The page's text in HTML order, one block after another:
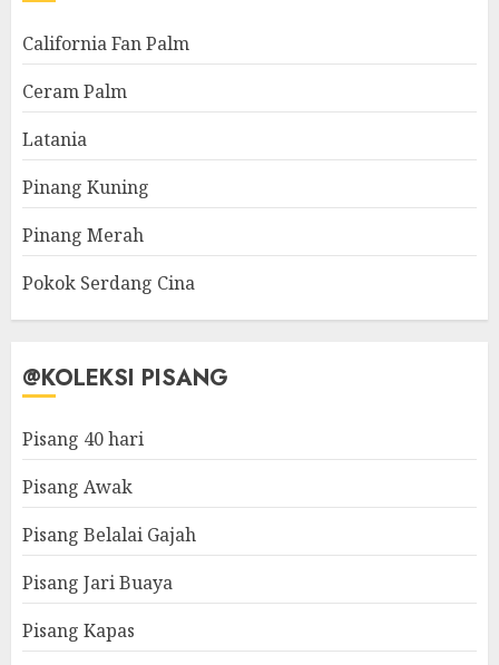
California Fan Palm
Ceram Palm
Latania
Pinang Kuning
Pinang Merah
Pokok Serdang Cina
@KOLEKSI PISANG
Pisang 40 hari
Pisang Awak
Pisang Belalai Gajah
Pisang Jari Buaya
Pisang Kapas